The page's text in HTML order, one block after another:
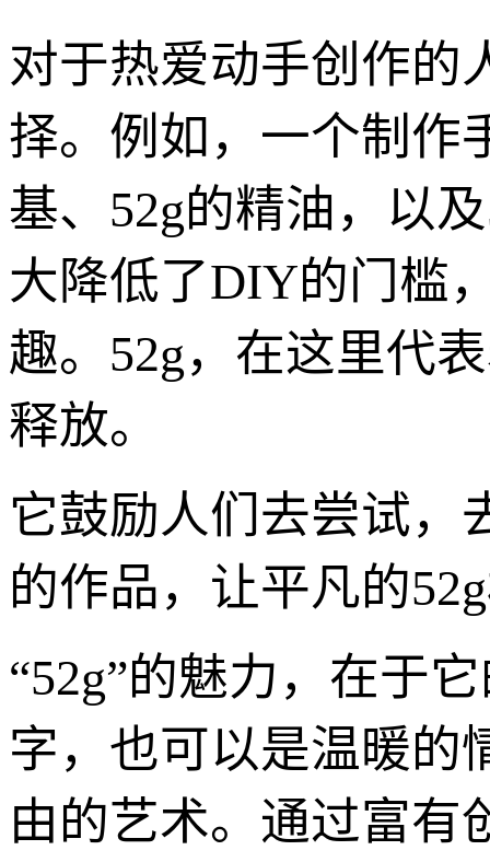
对于热爱动手创作的
择。例如，一个制作
基、52g的精油，以
大降低了DIY的门槛
趣。52g，在这里代
释放。
它鼓励人们去尝试，
的作品，让平凡的
“52g”的魅力，在于
字，也可以是温暖的
由的艺术。通过富有